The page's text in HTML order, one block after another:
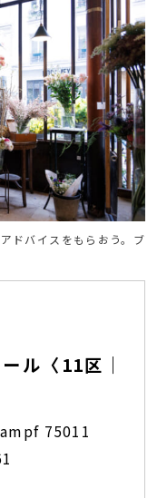
ドバイスをもらおう。ブ
ル〈11区｜
75011